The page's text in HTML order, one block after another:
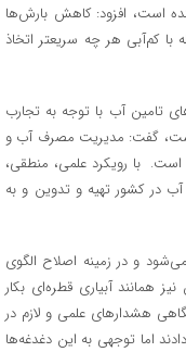
است، افزود: کاهش بارش‌ها
با کم‌آبی هر چه سریعتر اتخاذ
تامین آب با توجه به تجارب
گفت: مدیریت مصرف آب و
با رویکرد علمی، منطقی،
در کشور تهیه و تدوین و به
می‌شود و در زمینه اصلاح الگوی
همانند آبیاری قطره‌ای بکار
هشدارهای علمی و لازم در
اما توجهی به این دغدغه‌ها